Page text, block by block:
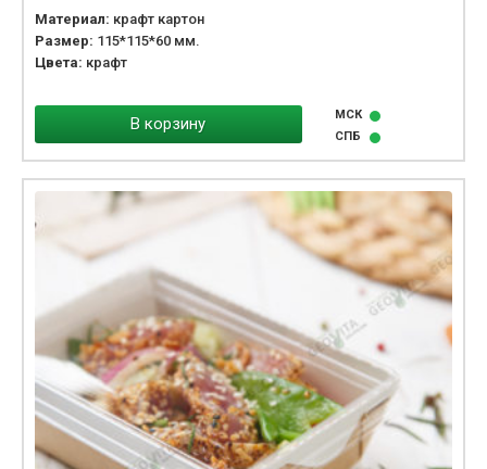
Материал: крафт картон
Размер: 115*115*60 мм.
Цвета: крафт
В корзину
МСК
СПБ